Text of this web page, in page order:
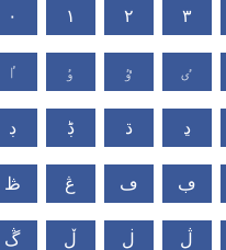
٠ ١ ٢ ٣
ٵ ٶ ٷ ٸ
ڊ ڋ ڌ ڍ
ڟ ڠ ڡ ڢ
ڴ ڵ ڶ ڷ